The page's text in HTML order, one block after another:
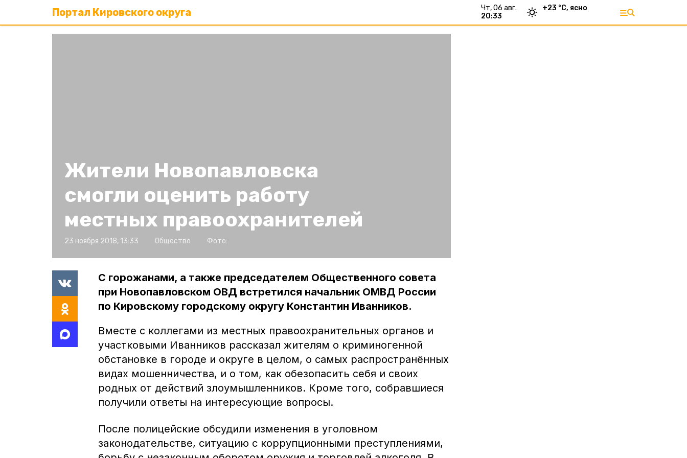
Портал Кировского округа
чт, 06 авг.
20:33
+23 °С, ясно
Жители Новопавловска
смогли оценить работу
местных правоохранителей
23 ноября 2018, 13:33 Общество Фото:
С горожанами, а также председателем Общественного совета
при Новопавловском ОВД встретился начальник ОМВД России
по Кировскому городскому округу Константин Иванников.
Вместе с коллегами из местных правоохранительных органов и
участковыми Иванников рассказал жителям о криминогенной
обстановке в городе и округе в целом, о самых распространённых
видах мошенничества, и о том, как обезопасить себя и своих
родных от действий злоумышленников. Кроме того, собравшиеся
получили ответы на интересующие вопросы.
После полицейские обсудили изменения в уголовном
законодательстве, ситуацию с коррупционными преступлениями,